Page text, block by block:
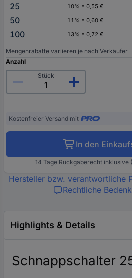
25
10% = 0,55 €
50
11% = 0,60 €
100
13% = 0,72 €
Mengenrabatte variieren je nach Verkäufer
Anzahl
Stück
Kostenfreier Versand mit
In den
14 Tage Rückgaberecht inklusive
Hersteller bzw. verantwortliche
Rechtliche
Highlights & Details
Schnappschalter